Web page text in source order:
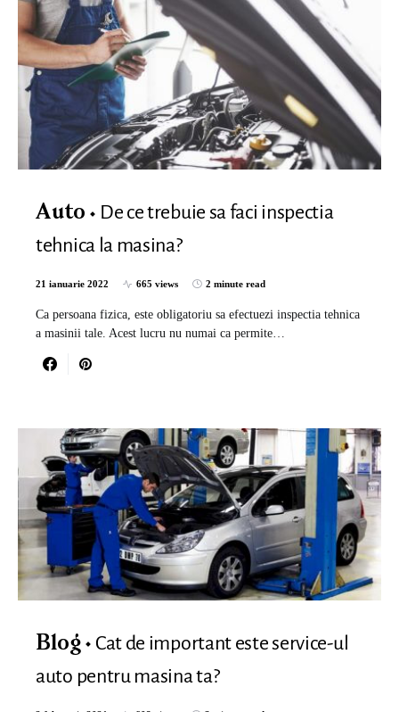
Auto
De ce trebuie sa faci inspectia
tehnica la masina?
21 ianuarie 2022 665 views 2 minute read
Ca persoana fizica, este obligatoriu sa efectuezi inspectia tehnica
a masinii tale. Acest lucru nu numai ca permite…
Blog
Cat de important este service-ul
auto pentru masina ta?